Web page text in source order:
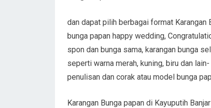
dan dapat pilih berbagai format Karangan
bunga papan happy wedding,
spon dan bunga sama, karangan bunga
seperti warna merah, kuning, biru dan
penulisan dan corak atau model bunga
Karangan Bunga papan di Kayuputih